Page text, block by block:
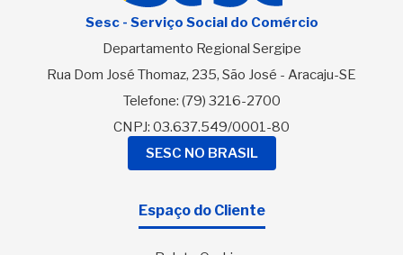
Sesc - Serviço Social do Comércio
Departamento Regional Sergipe
Rua Dom José Thomaz, 235, São José - Aracaju-SE
Telefone: (79) 3216-2700
CNPJ: 03.637.549/0001-80
SESC NO BRASIL
Espaço do Cliente